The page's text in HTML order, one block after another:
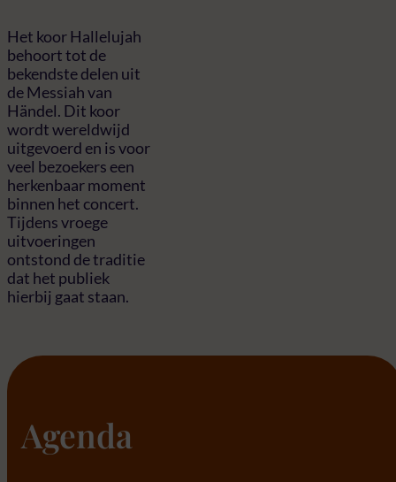
Het koor Hallelujah
behoort tot de
bekendste delen uit
de Messiah van
Händel. Dit koor
wordt wereldwijd
uitgevoerd en is voor
veel bezoekers een
herkenbaar moment
binnen het concert.
Tijdens vroege
uitvoeringen
ontstond de traditie
dat het publiek
hierbij gaat staan.
Agenda